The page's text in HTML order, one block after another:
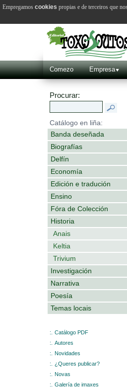
Comezo Empresa
Procurar:
Catálogo en liña:
Banda deseñada
Biografías
Delfín
Economía
Edición e tradución
Ensino
Fóra de Colección
Historia
Anais
Keltia
Trivium
Investigación
Narrativa
Poesía
Temas locais
:.
Catálogo PDF
:.
Autores
:.
Novidades
:.
¿Queres publicar?
:.
Novas
:.
Galería de imaxes
Empregamos cookies propias e de terceiros que